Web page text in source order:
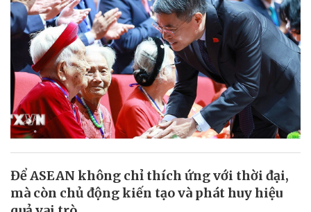
Để ASEAN không chỉ thích ứng với thời đại,
mà còn chủ động kiến tạo và phát huy hiệu